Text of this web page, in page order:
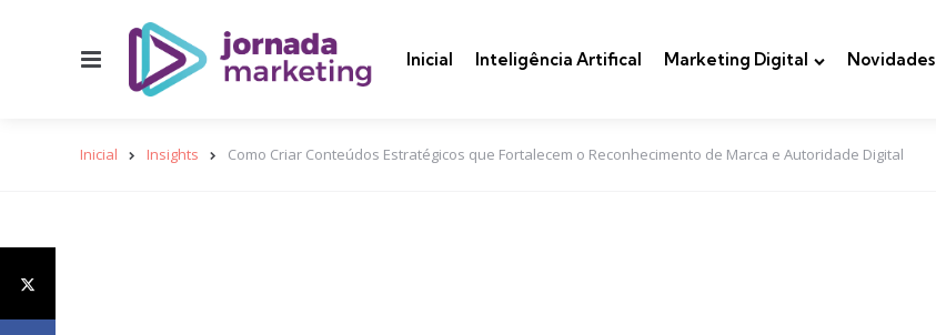
Inicial Inteligência Artifical Marketing Digital Novidades
Inicial Insights Como Criar Conteúdos Estratégicos que Fortalecem o Reconhecimento de Marca e Autoridade Digital